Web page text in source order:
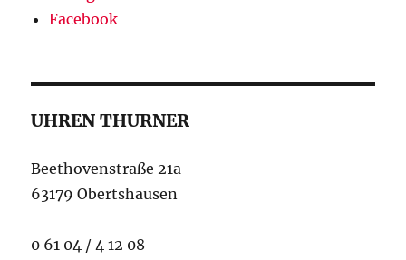
Facebook
UHREN THURNER
Beethovenstraße 21a
63179 Obertshausen
0 61 04 / 4 12 08